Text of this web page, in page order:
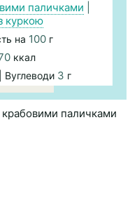
паличками
куркою
на 100 г
ккал
Вуглеводи 3 г